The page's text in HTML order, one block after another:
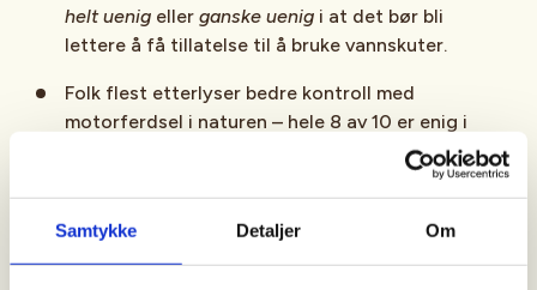
Samtykke Detaljer Om
helt uenig eller ganske uenig i at det bør bli
lettere å få tillatelse til å bruke vannskuter.
Folk flest etterlyser bedre kontroll med
motorferdsel i naturen – hele 8 av 10 er enig i
påstanden. Av disse gjelder det i større grad
kvinner enn menn, samt de som er over 44 år.
Flere, 9 prosentpoeng, erhelt enig
e i at statlig